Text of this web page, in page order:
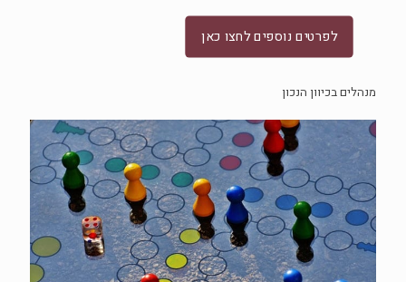
לפרטים נוספים לחצו כאן
מנהלים בכיוון הנכון